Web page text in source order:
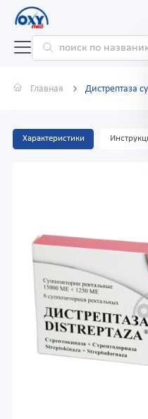
Главная Дистрептаза
Характеристики